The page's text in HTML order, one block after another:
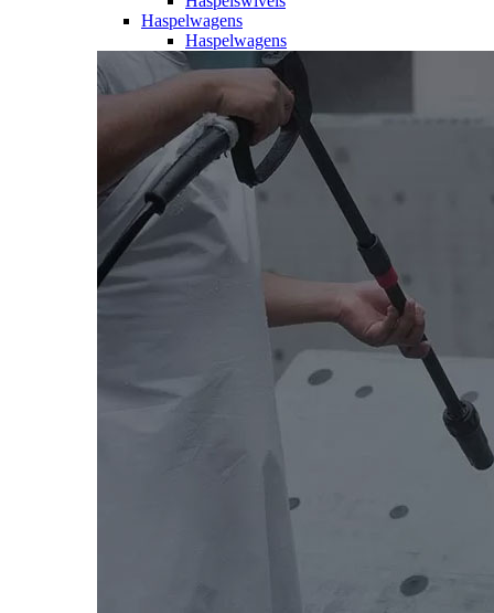
Haspelwagens
Haspelwagens